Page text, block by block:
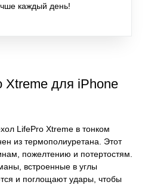
каждый день!
Xtreme для iPhone
LifePro Xtreme в тонком
из термополиуретана. Этот
пожелтению и потертостям.
встроенные в углы
и поглощают удары, чтобы